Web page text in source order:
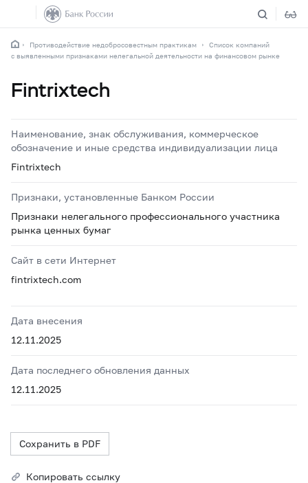
Противодействие недобросовестным практикам
Список компаний
с выявленными признаками нелегальной деятельности на финансовом рынке
Fintrixtech
Наименование, знак обслуживания, коммерческое
обозначение и иные средства индивидуализации лица
Fintrixtech
Признаки, установленные Банком России
Признаки нелегального профессионального участника
рынка ценных бумаг
Сайт в сети Интернет
fintrixtech.com
Дата внесения
12.11.2025
Дата последнего обновления данных
12.11.2025
Сохранить в PDF
Копировать ссылку